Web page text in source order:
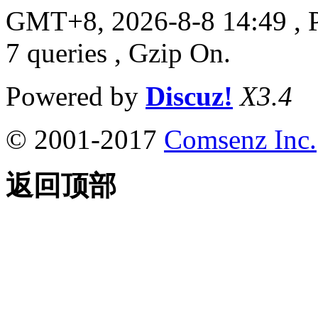
GMT+8, 2026-8-8 14:49 ,
7 queries , Gzip On.
Powered by Discuz! X3.4
© 2001-2017 Comsenz Inc.
返回顶部